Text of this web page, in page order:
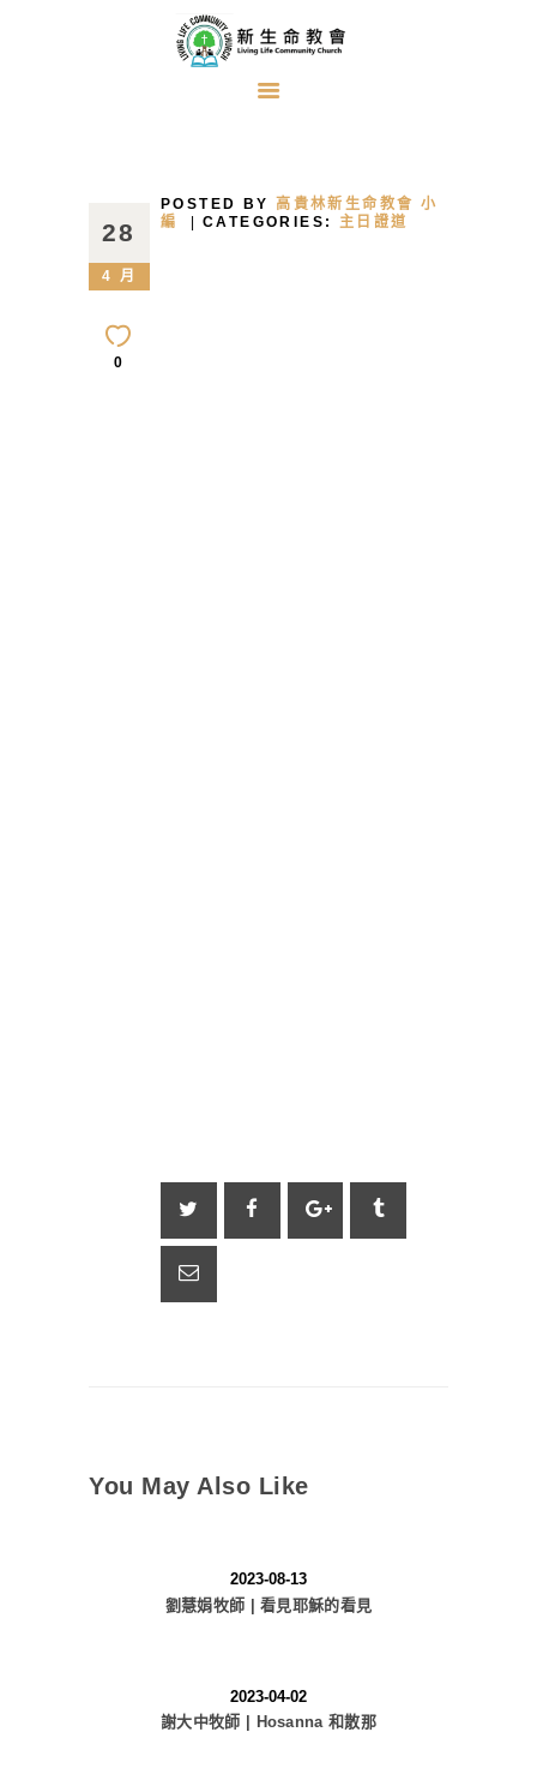
牧者的話
主日證道
浸禮見證
28
4 月
0
POSTED BY 高貴林新生命教會 小
編
CATEGORIES: 主日證道
You May Also Like
2023-08-13
劉慧娟牧師 | 看見耶穌的看見
2023-04-02
謝大中牧師 | Hosanna 和散那